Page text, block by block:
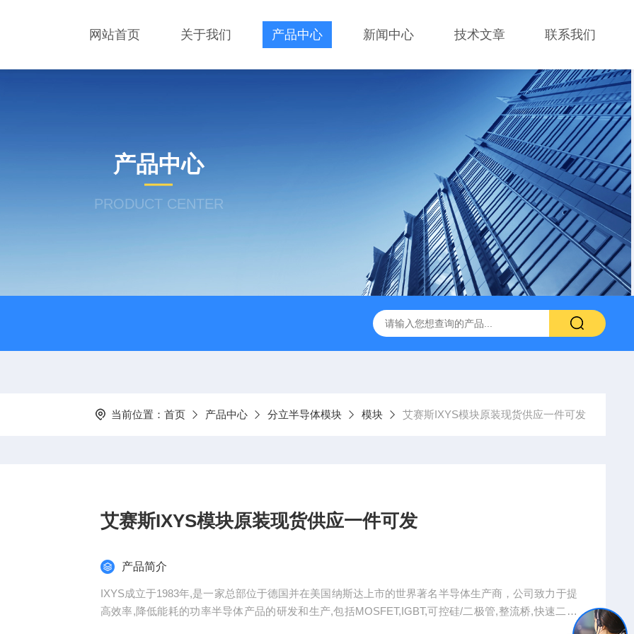
网站首页 关于我们 产品中心 新闻中心 技术文章 联系我们
产品中心
PRODUCT CENTER
当前位置： 首页 产品中心 分立半导体模块 模块 艾赛斯IXYS模块原装现货供应一件可发
艾赛斯IXYS模块原装现货供应一件可发
产品简介
IXYS成立于1983年,是一家总部位于德国并在美国纳斯达上市的世界著名半导体生产商，公司致力于提
高效率,降低能耗的功率半导体产品的研发和生产,包括MOSFET,IGBT,可控硅/二极管,整流桥,快速二极